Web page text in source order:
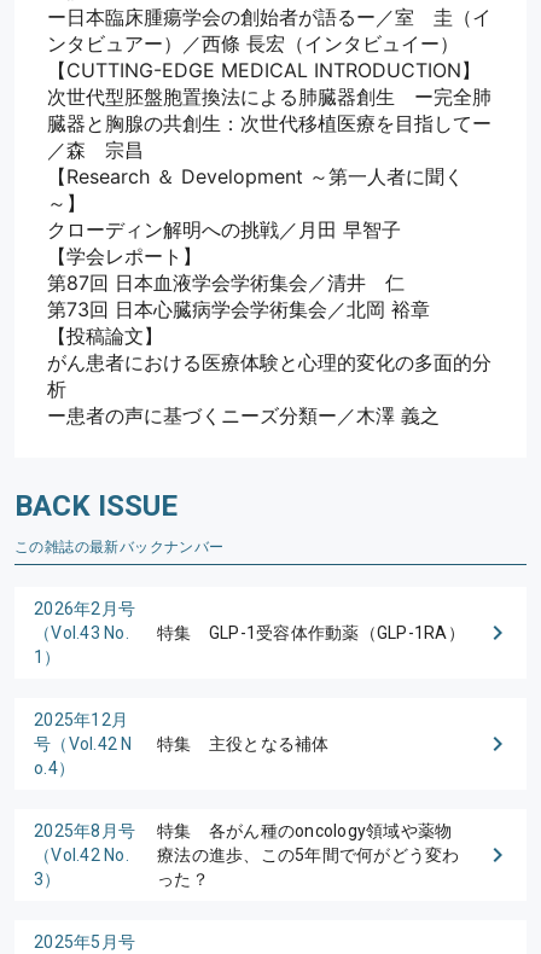
ー日本臨床腫瘍学会の創始者が語るー／室　圭（イ
ンタビュアー）／西條 長宏（インタビュイー）
【CUTTING-EDGE MEDICAL INTRODUCTION】
次世代型胚盤胞置換法による肺臓器創生　ー完全肺
臓器と胸腺の共創生：次世代移植医療を目指してー
／森　宗昌
【Research ＆ Development ～第一人者に聞く
～】
クローディン解明への挑戦／月田 早智子
【学会レポート】
第87回 日本血液学会学術集会／清井　仁
第73回 日本心臓病学会学術集会／北岡 裕章
【投稿論文】
がん患者における医療体験と心理的変化の多面的分
析
ー患者の声に基づくニーズ分類ー／木澤 義之
BACK ISSUE
この雑誌の最新バックナンバー
2026年2月号
（Vol.43 No.
1）
特集 GLP-1受容体作動薬（GLP-1RA）
2025年12月
号（Vol.42 N
o.4）
特集 主役となる補体
2025年8月号
（Vol.42 No.
3）
特集 各がん種のoncology領域や薬物
療法の進歩、この5年間で何がどう変わ
った？
2025年5月号